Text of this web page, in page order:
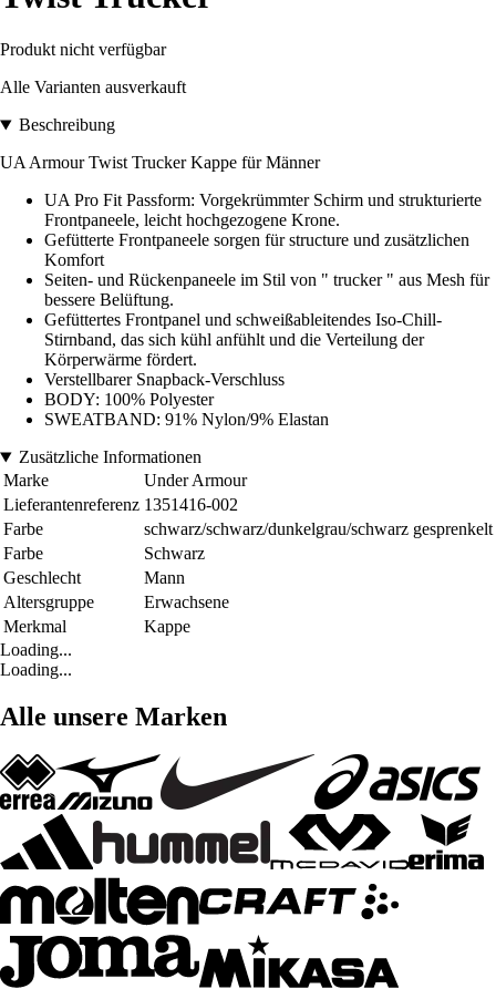
Produkt nicht verfügbar
Alle Varianten ausverkauft
Beschreibung
UA Armour Twist Trucker Kappe für Männer
UA Pro Fit Passform: Vorgekrümmter Schirm und strukturierte
Frontpaneele, leicht hochgezogene Krone.
Gefütterte Frontpaneele sorgen für structure und zusätzlichen
Komfort
Seiten- und Rückenpaneele im Stil von " trucker " aus Mesh für
bessere Belüftung.
Gefüttertes Frontpanel und schweißableitendes Iso-Chill-
Stirnband, das sich kühl anfühlt und die Verteilung der
Körperwärme fördert.
Verstellbarer Snapback-Verschluss
BODY: 100% Polyester
SWEATBAND: 91% Nylon/9% Elastan
Zusätzliche Informationen
Marke
Under Armour
Lieferantenreferenz 1351416-002
Farbe
schwarz/schwarz/dunkelgrau/schwarz gesprenkelt
Farbe
Schwarz
Geschlecht
Mann
Altersgruppe
Erwachsene
Merkmal
Kappe
Loading...
Loading...
Alle unsere Marken